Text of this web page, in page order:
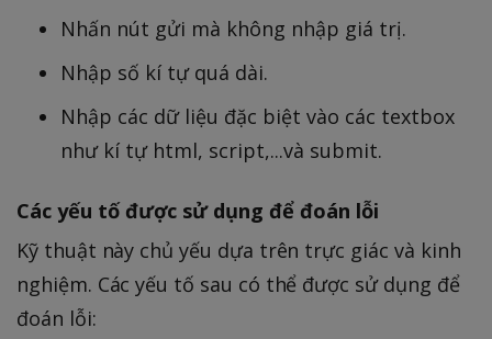
Nhấn nút gửi mà không nhập giá trị.
Nhập số kí tự quá dài.
Nhập các dữ liệu đặc biệt vào các textbox
như kí tự html, script,...và submit.
Các yếu tố được sử dụng để đoán lỗi
Kỹ thuật này chủ yếu dựa trên trực giác và kinh
nghiệm. Các yếu tố sau có thể được sử dụng để
đoán lỗi: